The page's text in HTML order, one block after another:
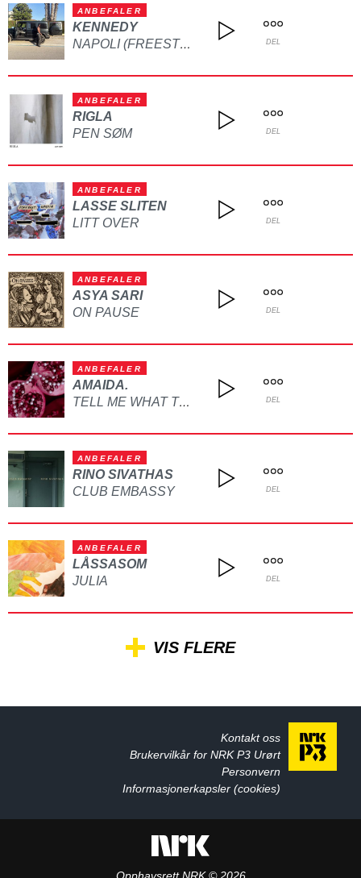
ANBEFALER
KENNEDY
NAPOLI (FREESTYLE) DEL
ANBEFALER
RIGLA
PEN SØM
DEL
ANBEFALER
LASSE SLITEN
LITT OVER
DEL
ANBEFALER
ASYA SARI
ON PAUSE
DEL
ANBEFALER
AMAIDA.
TELL ME WHAT TO DO DEL
ANBEFALER
RINO SIVATHAS
CLUB EMBASSY
DEL
ANBEFALER
LÅSSASOM
JULIA
DEL
VIS FLERE
Kontakt oss
Brukervilkår for NRK P3 Urørt
Personvern
Informasjonerkapsler (cookies)